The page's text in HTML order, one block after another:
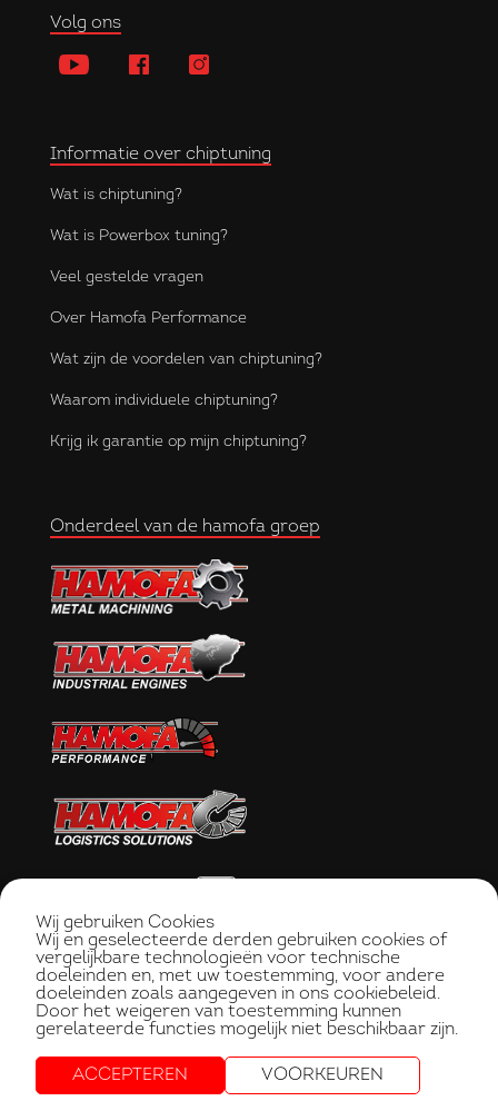
Wij gebruiken Cookies
Wij en geselecteerde derden gebruiken cookies of
vergelijkbare technologieën voor technische
doeleinden en, met uw toestemming, voor andere
doeleinden zoals aangegeven in ons cookiebeleid.
Door het weigeren van toestemming kunnen
gerelateerde functies mogelijk niet beschikbaar zijn.
ACCEPTEREN VOORKEUREN
Volg ons
Informatie over chiptuning
Wat is chiptuning?
Wat is Powerbox tuning?
Veel gestelde vragen
Over Hamofa Performance
Wat zijn de voordelen van chiptuning?
Waarom individuele chiptuning?
Krijg ik garantie op mijn chiptuning?
Onderdeel van de hamofa groep